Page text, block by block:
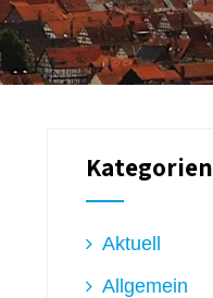
Kategorien
Aktuell
Allgemein